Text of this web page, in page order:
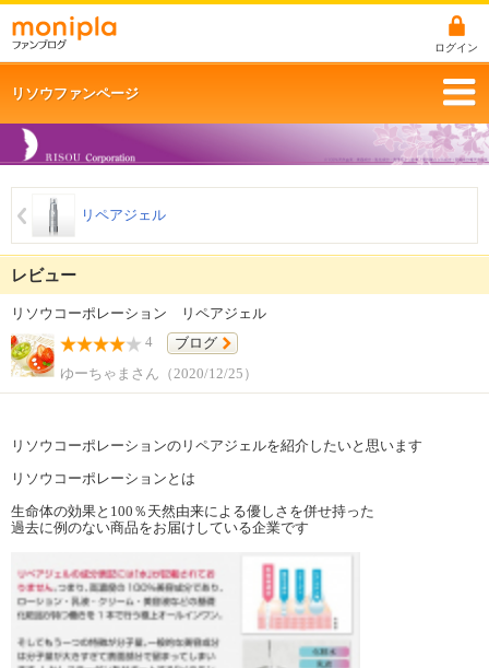
ログイン
リソウファンページ
リペアジェル
レビュー
リソウコーポレーション リペアジェル
4
ブログ
ゆーちゃまさん（2020/12/25）
リソウコーポレーションのリペアジェルを紹介したいと思います
リソウコーポレーションとは
生命体の効果と100％天然由来による優しさを併せ持った
過去に例のない商品をお届けしている企業です